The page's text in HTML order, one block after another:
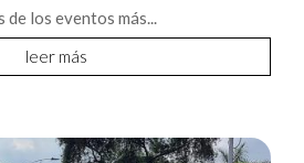
los eventos más...
leer más